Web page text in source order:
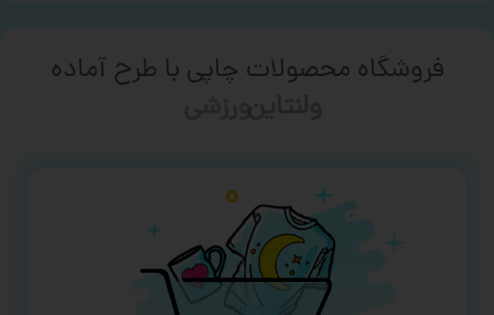
فروشگاه محصولات چاپی با طرح آماده
ورزشی